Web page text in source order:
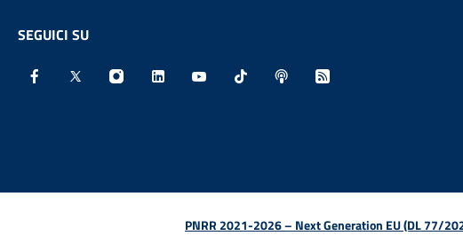
SEGUICI SU
PNRR 2021-2026 – Next Generation EU (DL 77/